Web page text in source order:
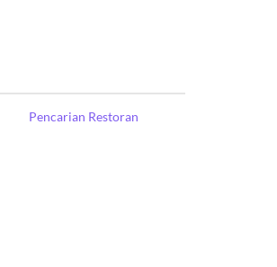
Pencarian Restoran